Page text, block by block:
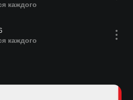
каждого
каждого